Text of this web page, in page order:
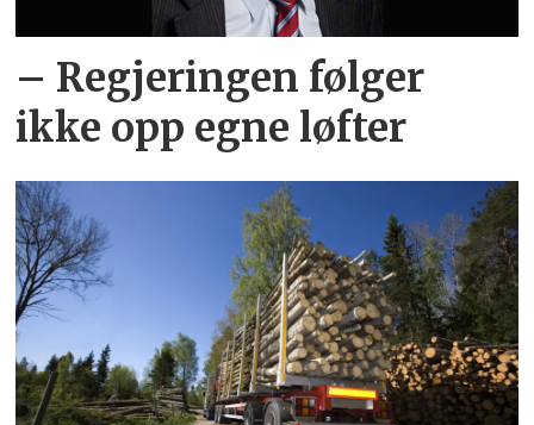
– Regjeringen følger
ikke opp egne løfter